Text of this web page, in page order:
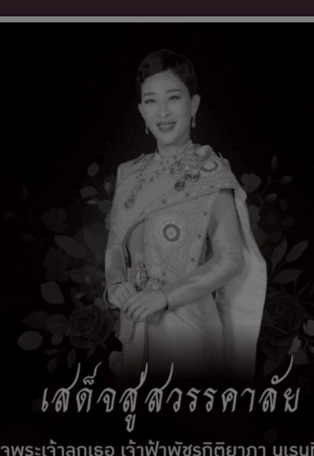
ร้องเรียน/ร้องทุกข์ ร้องเรียนทุจริตและประพฤติมิชอบ
การจัดส่งใบอนุญาตหรือเอกสารอื่น
เบอร์โทรศัพท์
อีเมล (ถ้ามี)
สำเนาบัตรประจำตัวประชาชน *